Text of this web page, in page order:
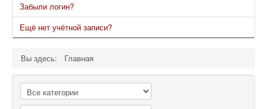
Забыли логин?
Ещё нет учётной записи?
Вы здесь: Главная